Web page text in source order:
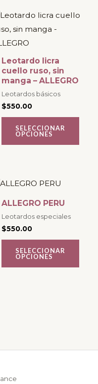
Leotardo licra
cuello ruso, sin
manga – ALLEGRO
Leotardos básicos
$550.00
SELECCIONAR
OPCIONES
Este
producto
tiene
múltiples
variantes.
Las
opciones
se
pueden
elegir
página
producto
ALLEGRO PERU
Leotardos especiales
$550.00
SELECCIONAR
OPCIONES
Este
múltiples
variantes.
opciones
página
producto